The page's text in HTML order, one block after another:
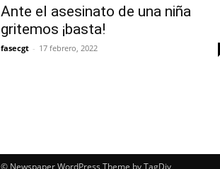
Ante el asesinato de una niña
gritemos ¡basta!
fasecgt - 17 febrero, 2022
© Newspaper WordPress Theme by TagDiv